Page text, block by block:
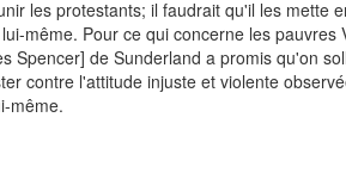
les protestants; il faudrait qu'il les mette
même. Pour ce qui concerne les pauvres
Spencer] de Sunderland a promis qu'on
contre l'attitude injuste et violente
même.